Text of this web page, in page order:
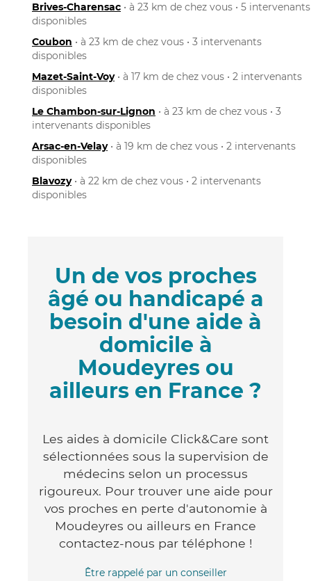
Brives-Charensac • à 23 km de chez vous • 5 intervenants
disponibles
Coubon • à 23 km de chez vous • 3 intervenants
disponibles
Mazet-Saint-Voy• à 17 km de chez vous • 2 intervenants
disponibles
Le Chambon-sur-Lignon • à 23 km de chez vous • 3
intervenants disponibles
Arsac-en-Velay• à 19 km de chez vous • 2 intervenants
disponibles
Blavozy• à 22 km de chez vous • 2 intervenants
disponibles
Un de vos proches
âgé ou handicapé a
besoin d'une aide à
domicile à
Moudeyres ou
ailleurs en France ?
Les aides à domicile Click&Care sont
sélectionnées sous la supervision de
médecins selon un processus
rigoureux. Pour trouver une aide pour
vos proches en perte d'autonomie à
Moudeyres ou ailleurs en France
contactez-nous par téléphone !
Être rappelé par un conseiller